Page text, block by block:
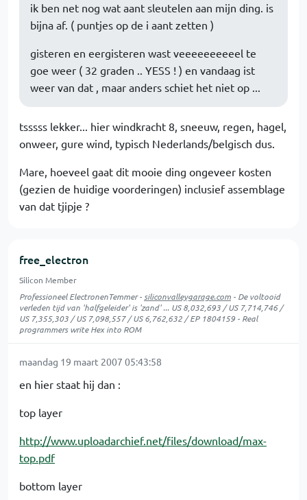
ik ben net nog wat aant sleutelen aan mijn ding. is
bijna af. ( puntjes op de i aant zetten )
gisteren en eergisteren wast veeeeeeeeeel te
goe weer ( 32 graden .. YESS ! ) en vandaag ist
weer van dat , maar anders schiet het niet op ...
tsssss lekker... hier windkracht 8, sneeuw, regen, hagel,
onweer, gure wind, typisch Nederlands/belgisch dus.
Mare, hoeveel gaat dit mooie ding ongeveer kosten
(gezien de huidige voorderingen) inclusief assemblage
van dat tjipje ?
free_electron
Silicon Member
Professioneel ElectronenTemmer - siliconvalleygarage.com - De voltooid
verleden tijd van 'halfgeleider' is 'zand' ... US 8,032,693 / US 7,714,746 /
US 7,355,303 / US 7,098,557 / US 6,762,632 / EP 1804159 - Real
programmers write Hex into ROM
maandag 19 maart 2007 05:43:58
en hier staat hij dan :
top layer
http://www.uploadarchief.net/files/download/max-
top.pdf
bottom layer